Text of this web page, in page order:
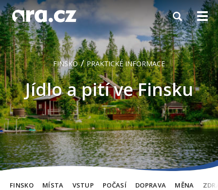
Toggle
navigation
FINSKO MÍSTA POČASÍ DOPRAVA
VSTUP MĚNA
FINSKO / PRAKTICKÉ INFORMACE
Jídlo a pití ve Finsku